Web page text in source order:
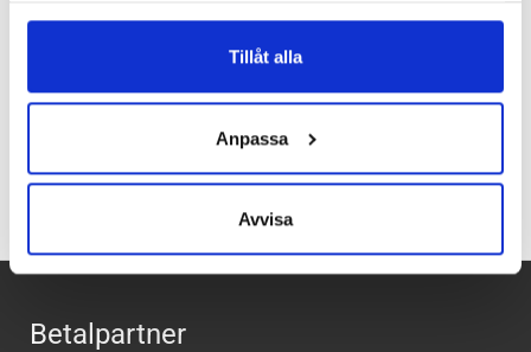
Tillåt alla
Anpassa
Avvisa
Betalpartner